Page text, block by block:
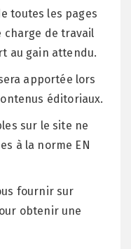
toutes les pages
de travail
au gain attendu.
apportée lors
éditoriaux.
sur le site ne
à la norme EN
fournir sur
obtenir une